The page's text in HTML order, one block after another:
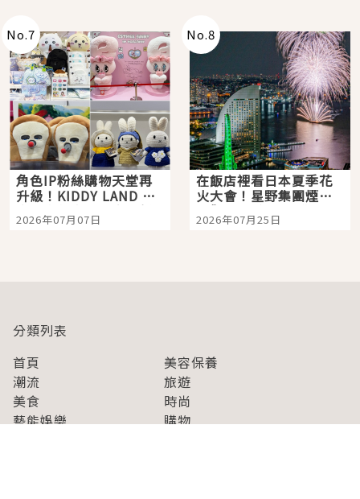
No.7
角色IP粉絲購物天堂再
升級！KIDDY LAND 原
宿店吉伊卡哇迎客，新
開幕 OMOKADO 店3分
2026年07月07日
No.8
在飯店裡看日本夏季花
火大會！星野集團煙火
景觀飯店6選，讓你不用
人擠人悠閒欣賞
2026年07月25日
分類列表
首頁
美容保養
潮流
旅遊
美食
時尚
藝能娛樂
購物